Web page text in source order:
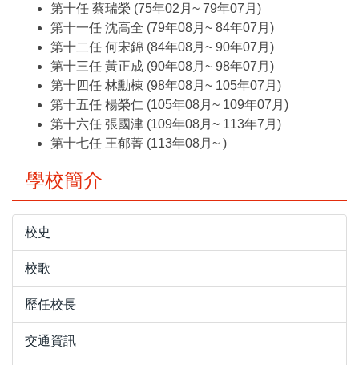
第十任 蔡瑞榮 (75年02月~ 79年07月)
第十一任 沈高全 (79年08月~ 84年07月)
第十二任 何宋錦 (84年08月~ 90年07月)
第十三任 黃正成 (90年08月~ 98年07月)
第十四任 林勳棟 (98年08月~ 105年07月)
第十五任 楊榮仁 (105年08月~ 109年07月)
第十六任 張國津 (109年08月~ 113年7月)
第十七任 王郁菁 (113年08月~ )
學校簡介
校史
校歌
歷任校長
交通資訊